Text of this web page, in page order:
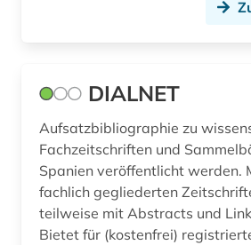
südosteuropa (1)
theoretische geographie (1)
thüringen (1)
tonträger (1)
DIALNET
Aufsatzbibliographie zu
Fachzeitschriften und
Spanien veröffentlicht werden.
fachlich gegliederten
teilweise mit Abstracts und
Bietet für (kostenfrei)